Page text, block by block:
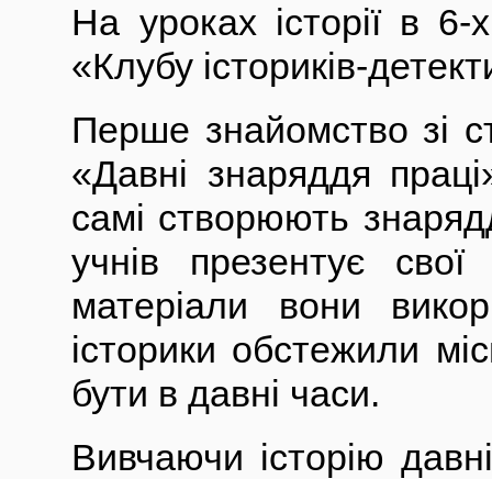
На уроках історії в
«Клубу істориків-
Перше знайомство зі
«Давні знаряддя
самі створюють
учнів презентує
матеріали вони
історики обстежили
бути в давні часи.
Вивчаючи історію